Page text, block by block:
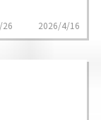
2026/4/16